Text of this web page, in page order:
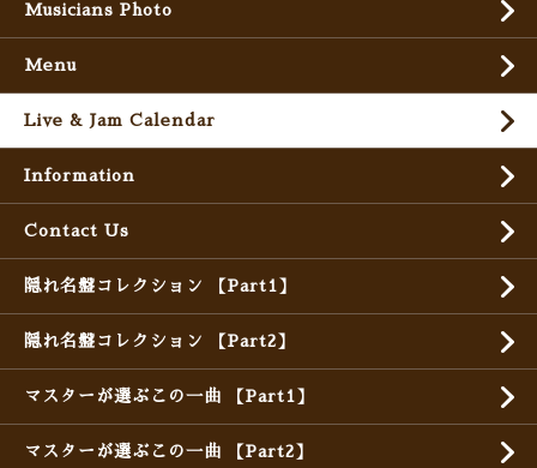
Musicians Photo
Menu
Live & Jam Calendar
Information
Contact Us
隠れ名盤コレクション 【Part1】
隠れ名盤コレクション 【Part2】
マスターが選ぶこの一曲 【Part1】
マスターが選ぶこの一曲 【Part2】